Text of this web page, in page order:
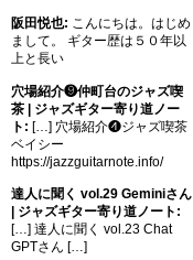
阪田悦也: こんにちは。はじめ
まして。 ギター歴は５０年以
上と長い
穴場紹介❾仲町台のジャズ喫
茶 | ジャズギター寄り道ノー
ト: […] 穴場紹介❹ジャズ喫茶
ベイシー
https://jazzguitarnote.info/
達人に聞く vol.29 Geminiさん
| ジャズギター寄り道ノート:
[…] 達人に聞く vol.23 Chat
GPTさん […]